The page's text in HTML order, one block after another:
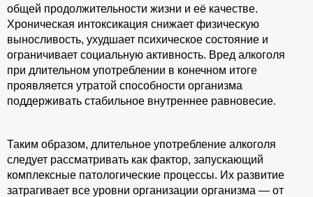
общей продолжительности жизни и её качестве.
Хроническая интоксикация снижает физическую
выносливость, ухудшает психическое состояние и
ограничивает социальную активность. Вред алкоголя
при длительном употреблении в конечном итоге
проявляется утратой способности организма
поддерживать стабильное внутреннее равновесие.
Таким образом, длительное употребление алкоголя
следует рассматривать как фактор, запускающий
комплексные патологические процессы. Их развитие
затрагивает все уровни организации организма — от